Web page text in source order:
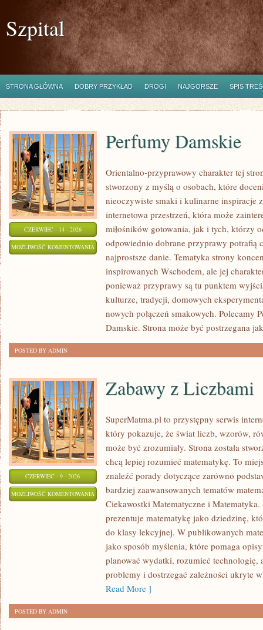
Szpital
STRONA GŁÓWNA DOBRY PRZYKŁAD DROGI NAJGORSZE SPIS
CZERWIEC - 14 - 2026
MOŻLIWOŚĆ KOMENTOWANIA PERFUMY
DAMSKIE
Perfumy Damskie
Orientalno-przyprawowy charakter tej
stworzony z myślą o osobach, które
nieoczywiste smaki i kulinarne inspiracje
internetowa przestrzeń, która może
miłośników gotowania, jak i tych, którzy
odpowiednio dobrane przyprawy potrafią
najprostsze danie. Tematyka strony
inspirowanych Wschodem, ale jej
ponieważ przyprawy są tu punktem
kulturze, tradycji, domowych
nowych połączeń smakowych. Polecamy
Damskie. Strona może być postrzegana
POSTED BY ADMIN
CZERWIEC - 9 - 2026
MOŻLIWOŚĆ KOMENTOWANIA ZABAWY
LICZBAMI
Zabawy z Liczbami
SuperMatma.pl to przystępny serwis
który pokazuje, że świat liczb, wzorów,
może być zrozumiały. Strona została
chcą lepiej rozumieć matematykę. To
znaleźć porady dotyczące zarówno
bardziej zaawansowanych tematów
Ciekawostki Matematyczne i
prezentuje matematykę jako dziedzinę,
do klasy lekcyjnej. W publikowanych
jako sposób myślenia, które pomaga
planować wydatki, rozumieć technologię,
problemy i dostrzegać zależności ukryte
Read More ]
POSTED BY ADMIN